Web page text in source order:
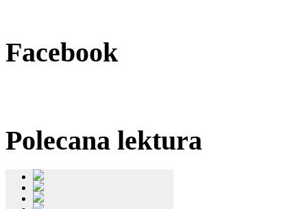
Facebook
Polecana lektura